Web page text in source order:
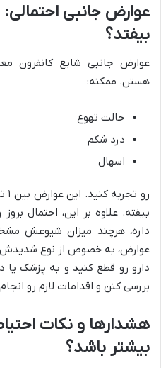
عوارض جانبی
بیفتد؟
عوارض جانبی شایع کانفرون
هستن. ممکنه:
حالت تهوع
درد شکم
اسهال
بیفته. علاوه بر این، احتمال
داره، هرچند میزان شیوعش
عوارض، به خصوص از نوع شدیدش،
دارو رو قطع کنید و به پزشک یا
بررسی کنن و اقدامات لازم رو
هشدارها و نکات
بیشتر باشد؟